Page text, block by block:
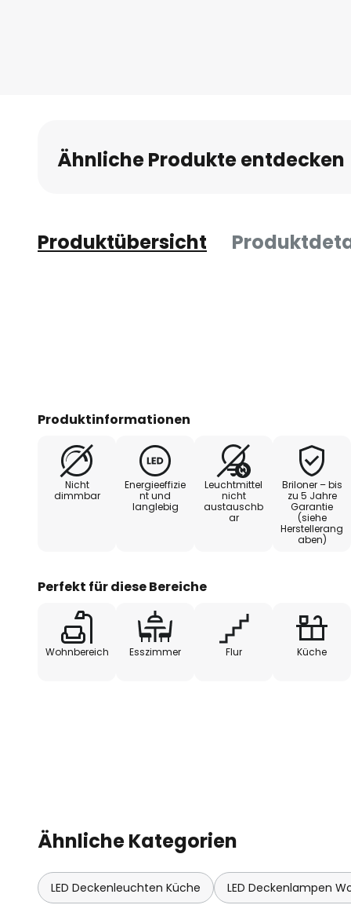
Ähnliche Produkte entdecken
Produktübersicht
Produktinformationen
Nicht
dimmbar
Energieeffizie
nt und
langlebig
Leuchtmittel
nicht
austauschb
ar
Briloner – bis
zu 5 Jahre
Garantie
(siehe
Herstellerang
aben)
Perfekt für diese Bereiche
Wohnbereich Esszimmer Flur Küche
Ähnliche Kategorien
LED Deckenleuchten Küche LED Deckenlampen